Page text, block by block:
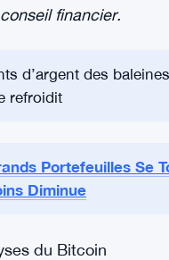
683 $ après une
empruntée, et toute
ne se
tant que
financier.